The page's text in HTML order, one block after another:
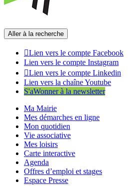
Aller à la recherche
Lien vers le compte Facebook
Lien vers le compte Instagram
Lien vers le compte Linkedin
Lien vers la chaîne Youtube
S'aWonner à la newsletter
Ma Mairie
Mes démarches en ligne
Mon quotidien
Vie associative
Mes loisirs
Carte interactive
Agenda
Offres d’emploi et stages
Espace Presse